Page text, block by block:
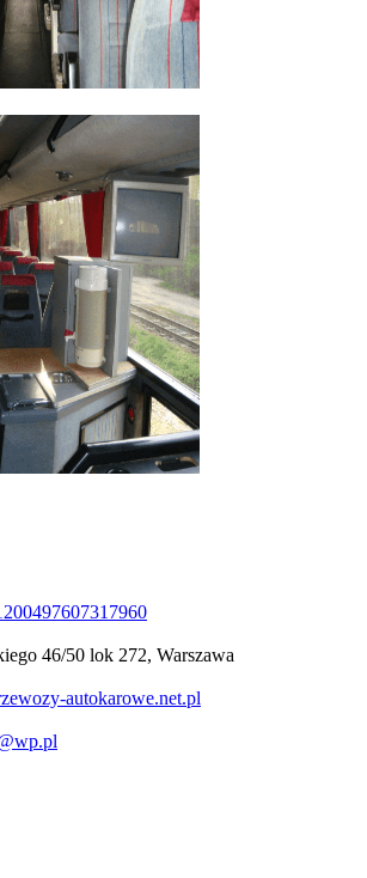
607317960
46/50 lok 272, Warszawa
autokarowe.net.pl